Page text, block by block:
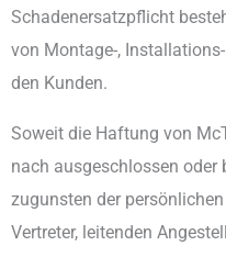
Schadenersatzpflicht
von Montage-,
den Kunden.
Soweit die Haftung von
nach ausgeschlossen oder
zugunsten der
Vertreter, leitenden